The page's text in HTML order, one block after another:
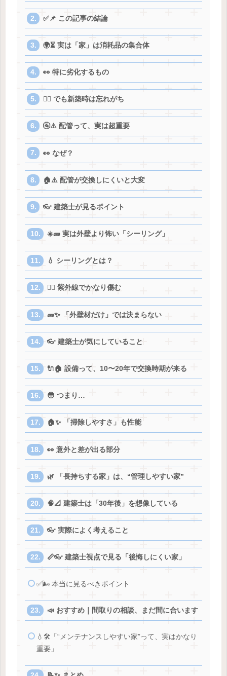
✅📌 この記事の結論
🌍⏳ 実は「家」は消耗品の集合体
👀 特に劣化するもの
😵‍💫 でも新築時は忘れがち
🚰⚠️ 配管って、実は超重要
👀 なぜ？
🏠⚠️ 配管が交換しにくいと大変
👓 建築士が見るポイント
☀️🧱 実は外壁より怖い「シーリング」
💧 シーリングとは？
😵‍💫 紫外線でかなり傷む
🧱✨ 「外壁材だけ」では決まらない
👓 建築士が気にしていること
🔌🏠 設備って、10〜20年で交換時期が来る
😳 つまり…
🏠✨ 「掃除しやすさ」も性能
👀 意外と差が出る部分
🌿 「長持ちする家」は、“管理しやすい家”
🧠📐 建築士は「30年後」を想像している
👓 実際によく考えること
📏👓 建築士視点で見る「後悔しにくい家」
✅🌬️ 本当に見るべきポイント
📣 おすすめ｜間取りの相談、まだ間に合います
💧🛠️「“メンテナンスしやすい家”って、実はかなり
重要」